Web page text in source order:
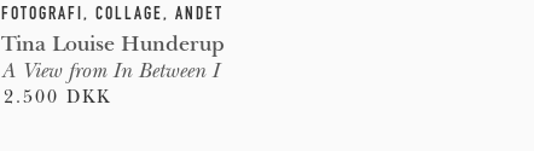
FOTOGRAFI,COLLAGE,ANDET
Tina Louise Hunderup
A View from In Between I
2.500 DKK